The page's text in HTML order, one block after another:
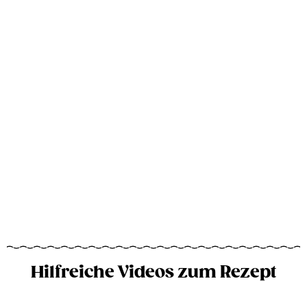
Hilfreiche Videos zum Rezept